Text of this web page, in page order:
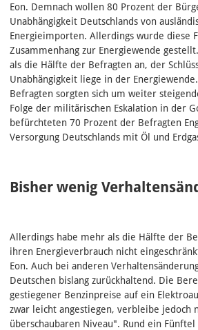
Eon. Demnach wollen 80 Prozent der
Unabhängigkeit Deutschlands von
Energieimporten. Allerdings wurde diese
Zusammenhang zur Energiewende
als die Hälfte der Befragten an, der
Unabhängigkeit liege in der
Befragten sorgten sich um weiter
Folge der militärischen Eskalation in der
befürchteten 70 Prozent der Befragten
Versorgung Deutschlands mit Öl und
Bisher wenig
Allerdings habe mehr als die Hälfte der
ihren Energieverbrauch nicht
Eon. Auch bei anderen
Deutschen bislang zurückhaltend. Die
gestiegener Benzinpreise auf ein
zwar leicht angestiegen, verbleibe jedoch
überschaubaren Niveau". Rund ein